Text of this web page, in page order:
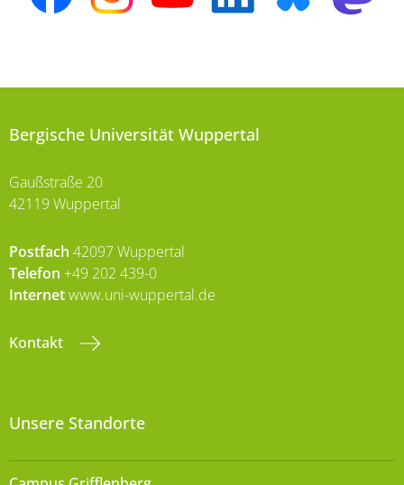
Bergische Universität Wuppertal
Gaußstraße 20
42119 Wuppertal
Postfach 42097 Wuppertal
Telefon +49 202 439-0
Internetwww.uni-wuppertal.de
Kontakt
Unsere Standorte